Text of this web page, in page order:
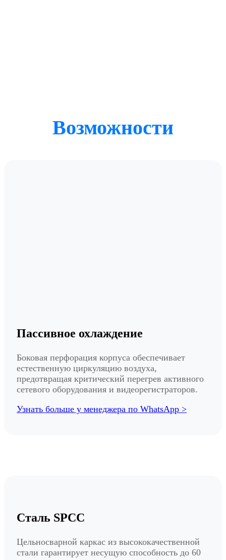
Возможности
Пассивное охлаждение
Боковая перфорация корпуса обеспечивает
естественную циркуляцию воздуха,
предотвращая критический перегрев активного
сетевого оборудования и видеорегистраторов.
Узнать больше у менеджера по WhatsApp >
Сталь SPCC
Цельносварной каркас из высококачественной
стали гарантирует несущую способность до 60